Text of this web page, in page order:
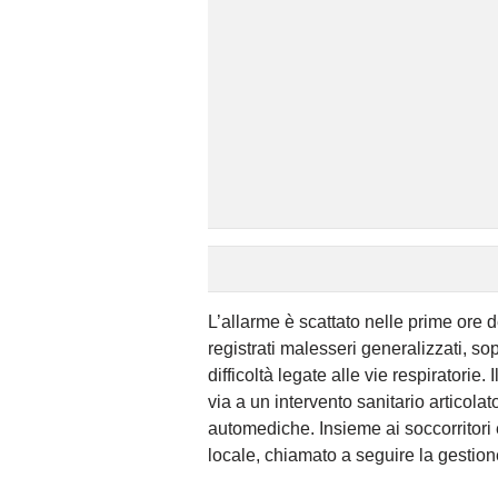
L’allarme è scattato nelle prime
registrati malesseri generalizzati,
difficoltà legate alle vie respiratorie.
via a un intervento sanitario
automediche. Insieme ai
locale, chiamato a seguire la